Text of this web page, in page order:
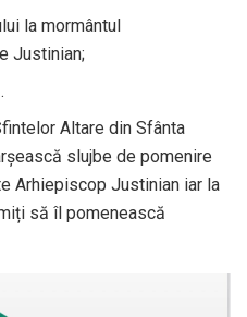
la mormântul
Justinian;
Altare din Sfânta
slujbe de pomenire
Arhiepiscop Justinian iar la
să îl pomenească